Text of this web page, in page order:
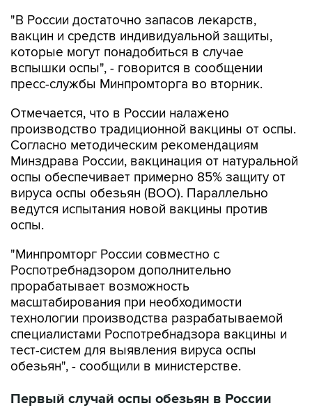
"В России достаточно запасов лекарств,
вакцин и средств индивидуальной защиты,
которые могут понадобиться в случае
вспышки оспы", - говорится в сообщении
пресс-службы Минпромторга во вторник.
Отмечается, что в России налажено
производство традиционной вакцины от оспы.
Согласно методическим рекомендациям
Минздрава России, вакцинация от натуральной
оспы обеспечивает примерно 85% защиту от
вируса оспы обезьян (ВОО). Параллельно
ведутся испытания новой вакцины против
оспы.
"Минпромторг России совместно с
Роспотребнадзором дополнительно
прорабатывает возможность
масштабирования при необходимости
технологии производства разрабатываемой
специалистами Роспотребнадзора вакцины и
тест-систем для выявления вируса оспы
обезьян", - сообщили в министерстве.
Первый случай оспы обезьян в России